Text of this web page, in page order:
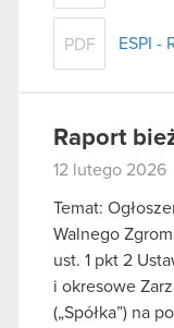
PDF ESPI -
Raport
12 lutego 2026
Temat:
Walnego
ust. 1 pkt 2
i okresowe
(„Spółka”) na